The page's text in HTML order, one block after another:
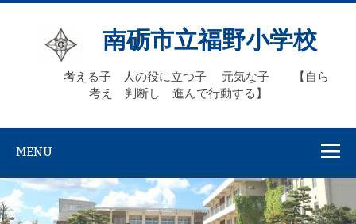
Skip
南砺市立福野小学校
考える子 人の役に立つ子 元気な子 【自ら
考え 判断し 進んで行動する】
MENU